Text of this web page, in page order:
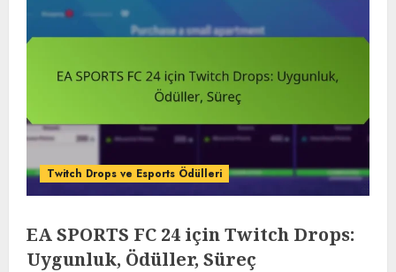
Twitch Drops ve Esports Ödülleri
EA SPORTS FC 24 için Twitch Drops:
Uygunluk, Ödüller, Süreç